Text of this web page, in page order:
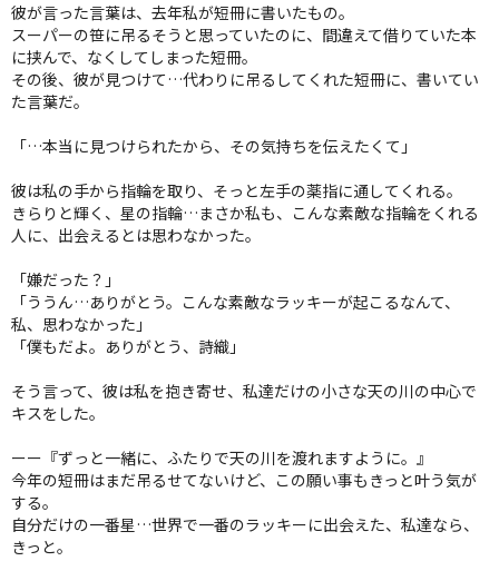
彼が言った言葉は、去年私が短冊に書いたもの。
スーパーの笹に吊るそうと思っていたのに、間違えて借りていた本
に挟んで、なくしてしまった短冊。
その後、彼が見つけて…代わりに吊るしてくれた短冊に、書いてい
た言葉だ。
「…本当に見つけられたから、その気持ちを伝えたくて」
彼は私の手から指輪を取り、そっと左手の薬指に通してくれる。
きらりと輝く、星の指輪…まさか私も、こんな素敵な指輪をくれる
人に、出会えるとは思わなかった。
「嫌だった？」
「ううん…ありがとう。こんな素敵なラッキーが起こるなんて、
私、思わなかった」
「僕もだよ。ありがとう、詩織」
そう言って、彼は私を抱き寄せ、私達だけの小さな天の川の中心で
キスをした。
ーー『ずっと一緒に、ふたりで天の川を渡れますように。』
今年の短冊はまだ吊るせてないけど、この願い事もきっと叶う気が
する。
自分だけの一番星…世界で一番のラッキーに出会えた、私達なら、
きっと。